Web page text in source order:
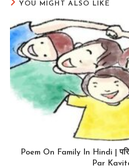
YOU MIGHT ALSO LIKE
Poem On Family In Hindi |
Par